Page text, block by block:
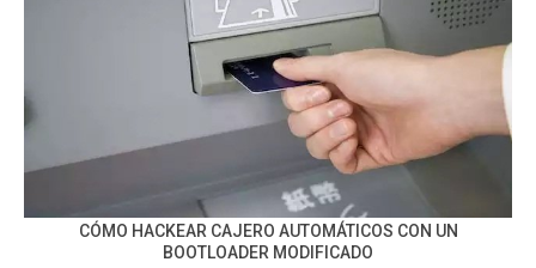
CÓMO HACKEAR CAJERO AUTOMÁTICOS CON UN
BOOTLOADER MODIFICADO